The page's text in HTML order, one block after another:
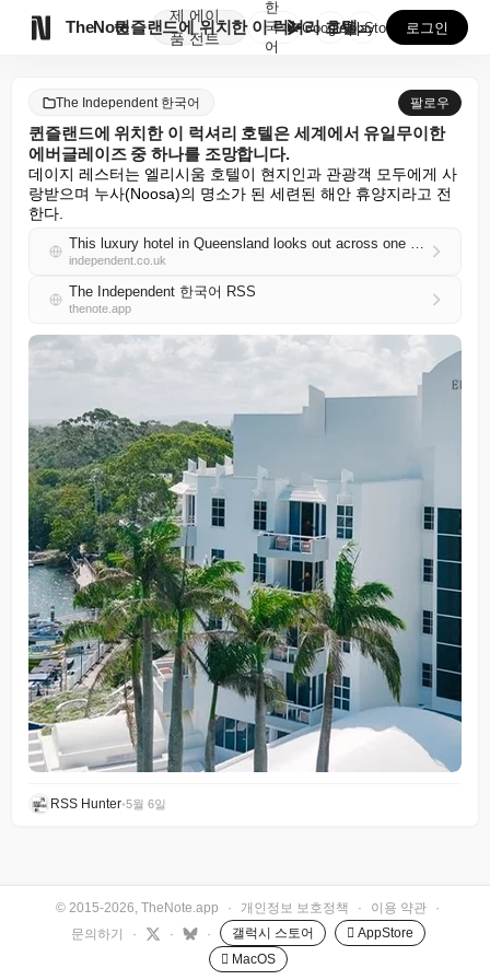
TheNote
제
품
에이
전트
퀸즐랜드에 위치한 이 럭셔리 호텔은 세계에서 유일무이한...
한
국
어
GooglePlay
AppStore 로그인
The Independent 한국어 팔로우
퀸즐랜드에 위치한 이 럭셔리 호텔은 세계에서 유일무이한
에버글레이즈 중 하나를 조망합니다.
데이지 레스터는 엘리시움 호텔이 현지인과 관광객 모두에게 사
랑받으며 누사(Noosa)의 명소가 된 세련된 해안 휴양지라고 전
한다.
This luxury hotel in Queensland looks out across one of the world’s only everglades
independent.co.uk
The Independent 한국어 RSS
thenote.app
RSS Hunter•5월 6일
© 2015-2026, TheNote.app · 개인정보 보호정책 · 이용 약관
·
문의하기
· · · 갤럭시 스토어
 AppStore
 MacOS